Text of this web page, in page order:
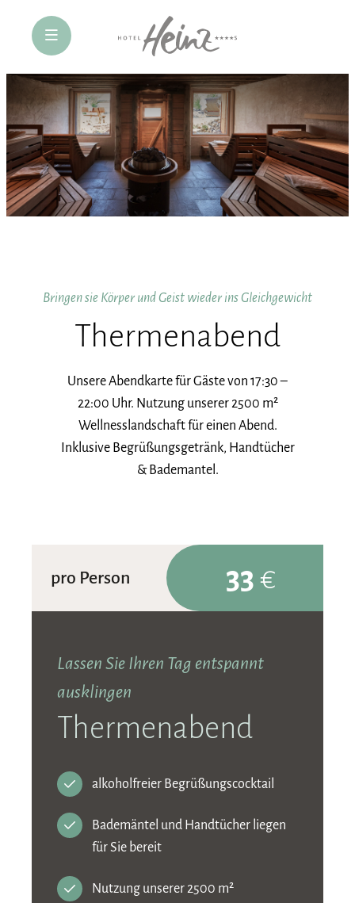
öffne Navigation
Bringen sie Körper und Geist wieder ins Gleichgewicht
Thermenabend
Unsere Abendkarte für Gäste von 17:30 –
22:00 Uhr. Nutzung unserer 2500 m²
Wellnesslandschaft für einen Abend.
Inklusive Begrüßungsgetränk, Handtücher
& Bademantel.
pro Person 33 €
Lassen Sie Ihren Tag entspannt
ausklingen
Thermenabend
alkoholfreier Begrüßungscocktail
Bademäntel und Handtücher liegen
für Sie bereit
Nutzung unserer 2500 m²